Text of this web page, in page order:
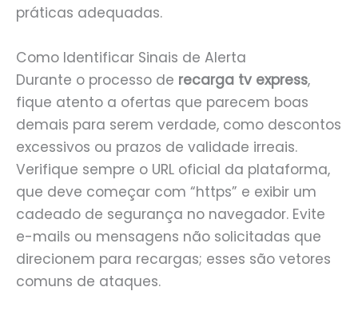
práticas adequadas.
Como Identificar Sinais de Alerta
Durante o processo de recarga tv express,
fique atento a ofertas que parecem boas
demais para serem verdade, como descontos
excessivos ou prazos de validade irreais.
Verifique sempre o URL oficial da plataforma,
que deve começar com “https” e exibir um
cadeado de segurança no navegador. Evite
e-mails ou mensagens não solicitadas que
direcionem para recargas; esses são vetores
comuns de ataques.